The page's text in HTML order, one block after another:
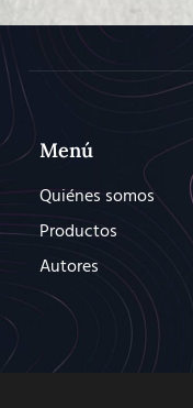
Menú
Quiénes somos
Productos
Autores